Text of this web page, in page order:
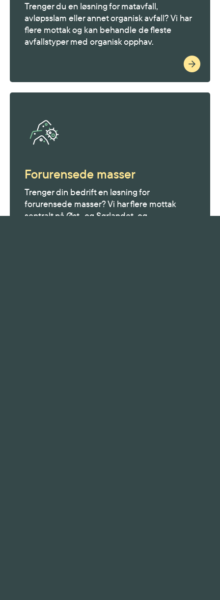
Trenger du en løsning for matavfall,
avløpsslam eller annet organisk avfall? Vi har
flere mottak og kan behandle de fleste
avfallstyper med organisk opphav.
Forurensede masser
Trenger din bedrift en løsning for
forurensede masser? Vi har flere mottak
sentralt på Øst- og Sørlandet, og